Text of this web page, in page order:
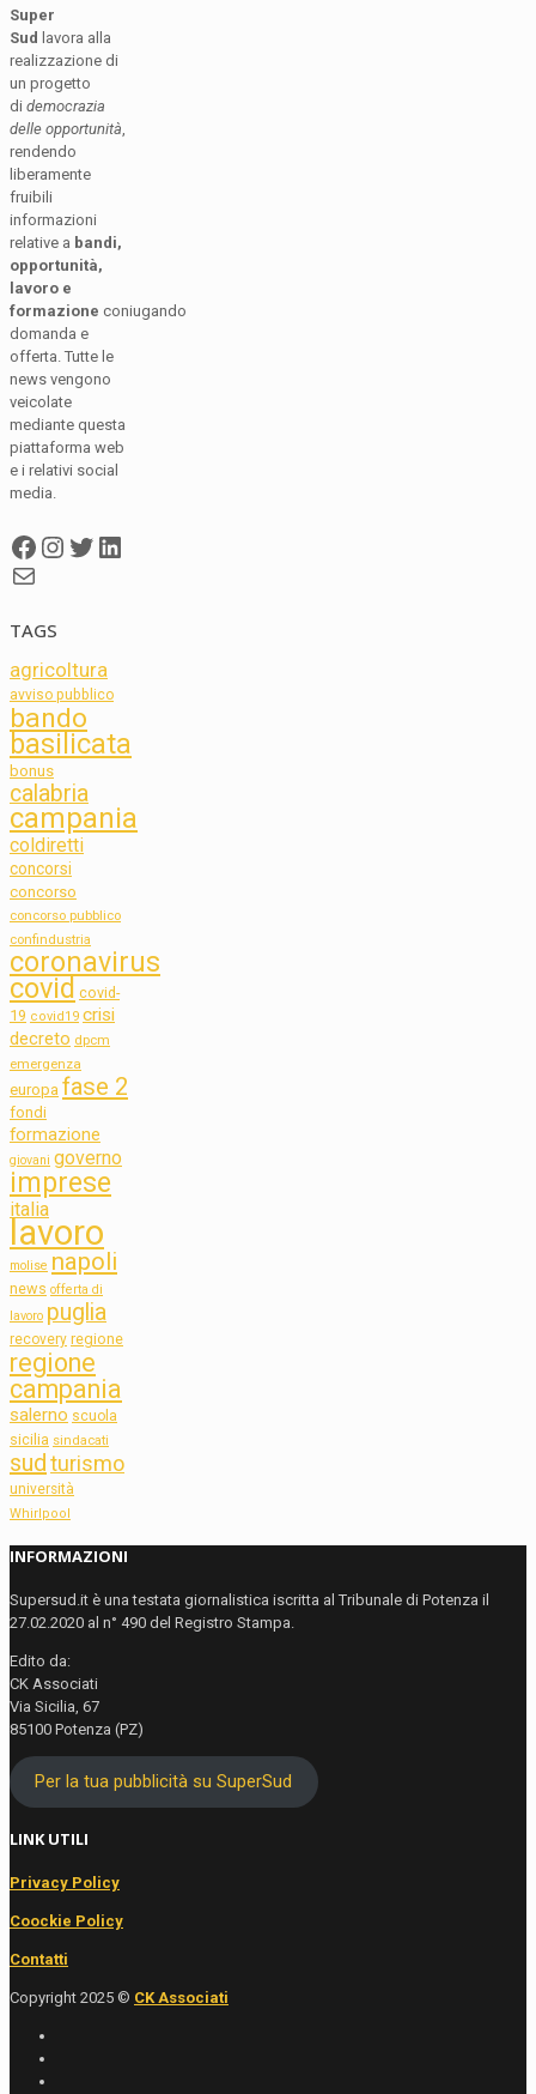
Super
Sud lavora alla
realizzazione di
un progetto
di democrazia
delle opportunità
rendendo
liberamente
fruibili
informazioni
relative a bandi,
opportunità,
lavoro e
formazione coniugando
domanda e
offerta. Tutte le
news vengono
veicolate
mediante questa
piattaforma web
e i relativi social
media.
Facebook
Instagram
Twitter
LinkedIn
Mail
TAGS
agricoltura
avviso pubblico
bando
basilicata
bonus
calabria
campania
coldiretti
concorsi
concorso
concorso pubblico
confindustria
coronavirus
covid covid-
19 covid19 crisi
decreto dpcm
emergenza
europa fase 2
fondi
formazione
giovani governo
imprese
italia
lavoro
molise napoli
news offerta di
lavoro puglia
recovery regione
regione
campania
salerno scuola
sicilia sindacati
sudturismo
università
Whirlpool
INFORMAZIONI
Supersud.it è una testata giornalistica iscritta al Tribunale di Potenza il
27.02.2020 al n° 490 del Registro Stampa.
Edito da:
CK Associati
Via Sicilia, 67
85100 Potenza (PZ)
Per la tua pubblicità su SuperSud
LINK UTILI
Privacy Policy
Coockie Policy
Contatti
Copyright 2025 © CK Associati